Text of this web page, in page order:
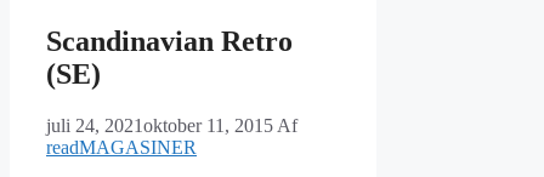
Scandinavian Retro
(SE)
juli 24, 2021oktober 11, 2015 Af
readMAGASINER